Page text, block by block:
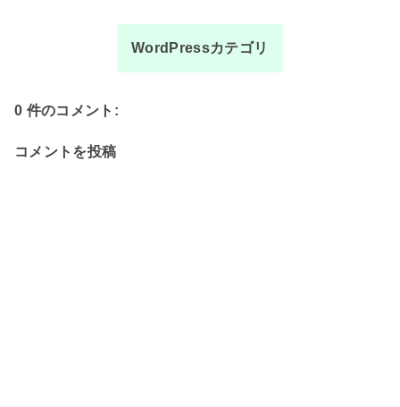
WordPressカテゴリ
0 件のコメント:
コメントを投稿